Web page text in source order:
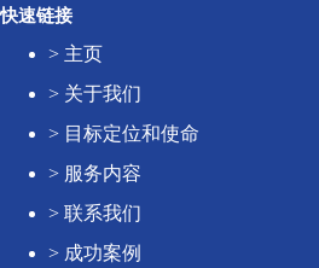
快速链接
> 主页
> 关于我们
> 目标定位和使命
> 服务内容
> 联系我们
> 成功案例